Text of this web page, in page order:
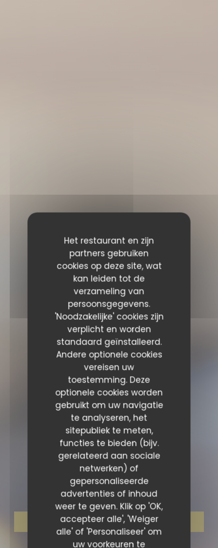
Het restaurant en zijn
partners gebruiken
cookies op deze site, wat
kan leiden tot de
verzameling van
persoonsgegevens.
'Noodzakelijke' cookies zijn
verplicht en worden
standaard geïnstalleerd.
Andere optionele cookies
vereisen uw
toestemming. Deze
optionele cookies worden
gebruikt om uw navigatie
te analyseren, het
sitepubliek te meten,
functies te bieden (bijv.
gerelateerd aan sociale
netwerken) of
gepersonaliseerde
advertenties of inhoud
weer te geven. Klik op 'OK,
accepteer alle', 'Weiger
alle' of 'Personaliseer' om
uw voorkeuren te
BISTRONOMIC RESTAURANT
Maison Moly
RESERVEER EEN TAFEL